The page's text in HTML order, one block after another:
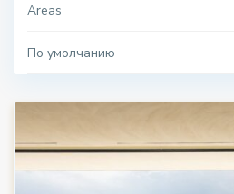
Areas
По умолчанию